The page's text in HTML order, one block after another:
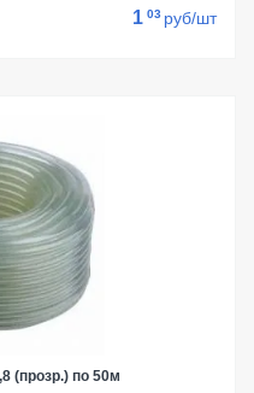
1 03 руб/шт
(прозр.) по 50м